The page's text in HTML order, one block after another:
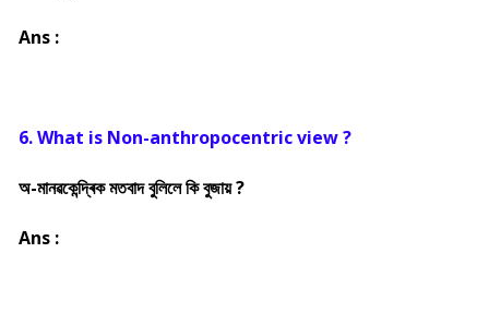
Ans :
6. What is Non-anthropocentric view ?
অ-মানৱকেন্দ্ৰিক মতবাদ বুলিলে কি বুজায় ?
Ans :